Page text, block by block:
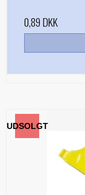
0,89 DKK
UDSOLGT